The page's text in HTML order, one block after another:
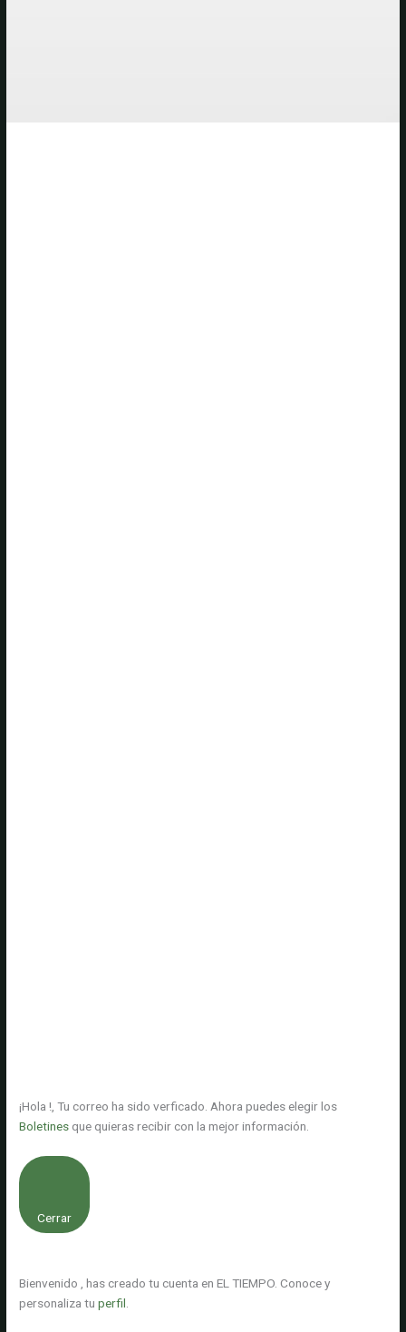
¡Hola!, Tu correo ha sido verficado. Ahora puedes elegir los
Boletines que quieras recibir con la mejor información.
Cerrar
Bienvenido
, has creado tu cuenta en EL TIEMPO. Conoce y
personaliza tuperfil